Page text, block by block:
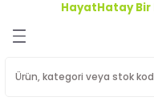
HayatHatay Bir